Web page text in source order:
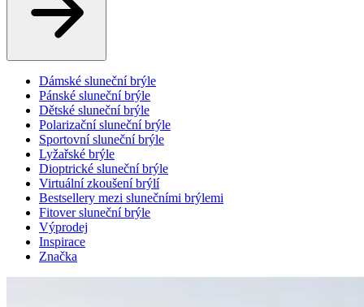
Dámské sluneční brýle
Pánské sluneční brýle
Dětské sluneční brýle
Polarizační sluneční brýle
Sportovní sluneční brýle
Lyžařské brýle
Dioptrické sluneční brýle
Virtuální zkoušení brýlí
Bestsellery mezi slunečními brýlemi
Fitover sluneční brýle
Výprodej
Inspirace
Značka